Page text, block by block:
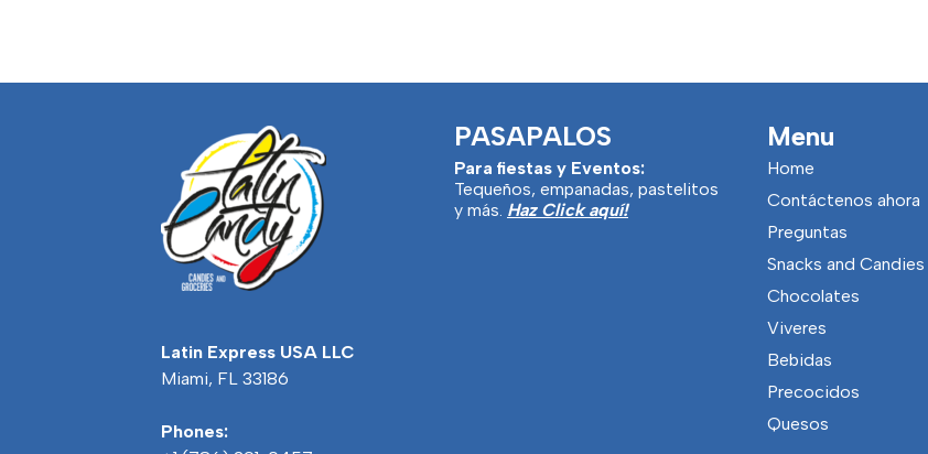
Latin Express USA LLC
Miami, FL 33186
Phones:
PASAPALOS
Para fiestas y Eventos:
Tequeños, empanadas, pastelitos
y más. Haz Click aquí!
Menu
Home
Contáctenos ahora
Preguntas
Snacks and Candies
Chocolates
Viveres
Bebidas
Precocidos
Quesos